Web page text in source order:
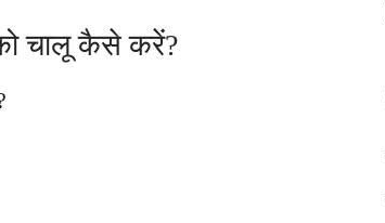
चालू कैसे करें?